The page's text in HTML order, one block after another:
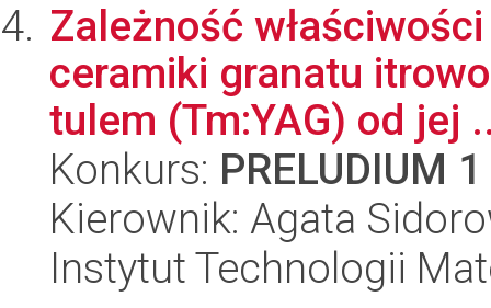
Zależność
ceramiki granatu
tulem (Tm:YAG) od jej
Konkurs: PRELUDIUM 1
Kierownik: Agata
Instytut Technologii